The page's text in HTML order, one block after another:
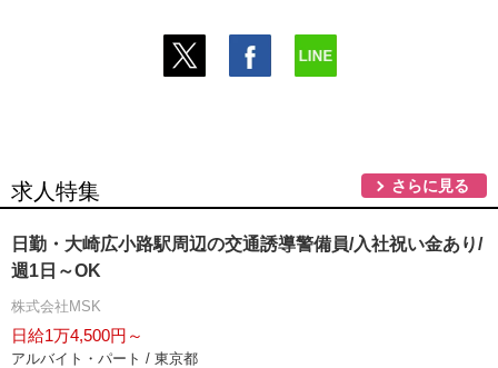
求人特集 さらに見る
日勤・大崎広小路駅周辺の交通誘導警備員/入社祝い金あり/
週1日～OK
株式会社MSK
日給1万4,500円～
アルバイト・パート / 東京都